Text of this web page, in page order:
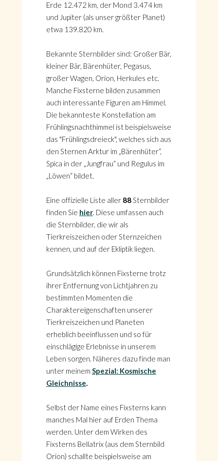
Erde 12.472 km, der Mond 3.474 km
und Jupiter (als unser größter Planet)
etwa 139.820 km.
Bekannte Sternbilder sind: Großer Bär,
kleiner Bär, Bärenhüter, Pegasus,
großer Wagen, Orion, Herkules etc.
Manche Fixsterne bilden zusammen
auch interessante Figuren am Himmel.
Die bekannteste Konstellation am
Frühlingsnachthimmel ist beispielsweise
das "Frühlingsdreieck", welches sich aus
den Sternen Arktur im „Bärenhüter“,
Spica in der „Jungfrau“ und Regulus im
„Löwen“ bildet.
Eine offizielle Liste aller 88Sternbilder
finden Sie hier. Diese umfassen auch
die Sternbilder, die wir als
Tierkreiszeichen oder Sternzeichen
kennen, und auf der Ekliptik liegen.
Grundsätzlich können Fixsterne trotz
ihrer Entfernung von Lichtjahren zu
bestimmten Momenten die
Charaktereigenschaften unserer
Tierkreiszeichen und Planeten
erheblich beeinflussen und so für
einschlägige Erlebnisse in unserem
Leben sorgen. Näheres dazu finde man
unter meinem Spezial: Kosmische
Gleichnisse.
Selbst der Name eines Fixsterns kann
manches Mal hier auf Erden Thema
werden. Unter dem Wirken des
Fixsterns Bellatrix (aus dem Sternbild
Orion) schallte beispielsweise am